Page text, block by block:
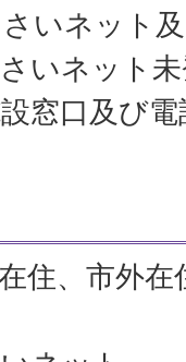
いネット
いネット
窓口及び
住、市外在